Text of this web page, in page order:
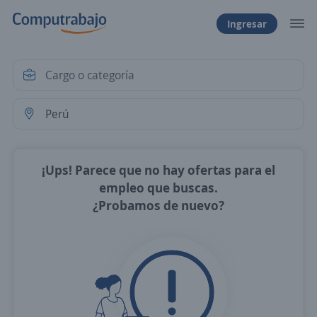
Ingresar
¡Ups! Parece que no hay ofertas para el
empleo que buscas.
¿Probamos de nuevo?